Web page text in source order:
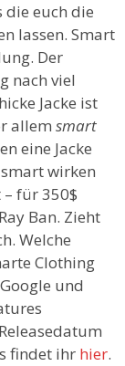
die euch die
lassen. Smart
Der
nach viel
Jacke ist
allem smart
eine Jacke
smart wirken
für 350$
Ban. Zieht
Welche
Clothing
und
findet ihr hier.